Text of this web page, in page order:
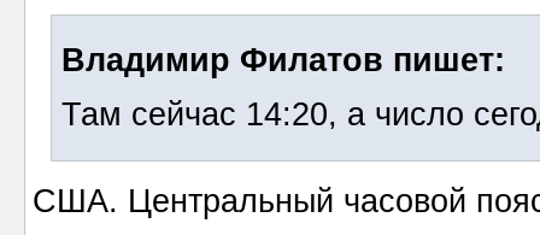
Владимир Филатов пишет:
Там сейчас 14:20, а число
США. Центральный часовой